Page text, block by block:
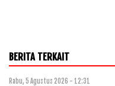
BERITA TERKAIT
Rabu, 5 Agustus 2026 - 12:31